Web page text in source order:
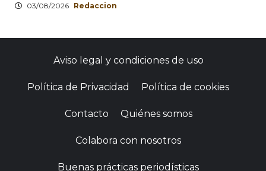
03/08/2026 Redaccion
Aviso legal y condiciones de uso
Política de Privacidad Política de cookies
Contacto Quiénes somos
Colabora con nosotros
Buenas prácticas periodísticas